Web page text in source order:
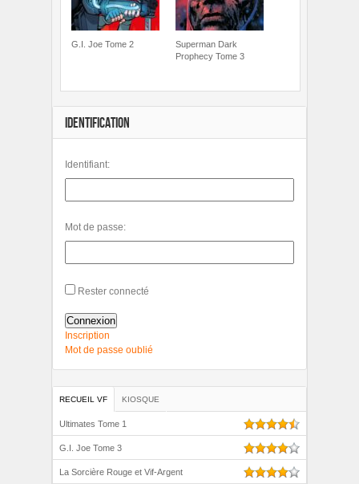
G.I. Joe Tome 2
Superman Dark
Prophecy Tome 3
IDENTIFICATION
Identifiant:
Mot de passe:
Rester connecté
Connexion
Inscription
Mot de passe oublié
RECUEIL VF KIOSQUE
Ultimates Tome 1
G.I. Joe Tome 3
La Sorcière Rouge et Vif-Argent